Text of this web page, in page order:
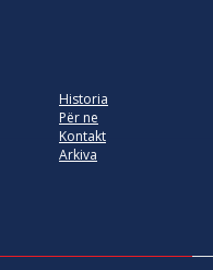
Historia
Për ne
Kontakt
Arkiva